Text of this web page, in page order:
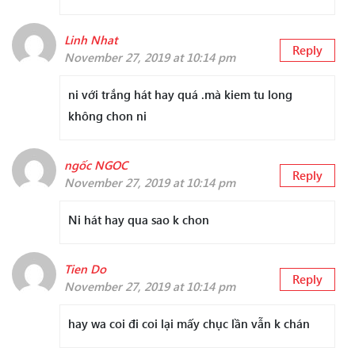
Linh Nhat
November 27, 2019 at 10:14 pm
Reply
ni với trắng hát hay quá .mà kiem tu long
không chon ni
ngốc NGOC
November 27, 2019 at 10:14 pm
Reply
Ni hát hay qua sao k chon
Tien Do
November 27, 2019 at 10:14 pm
Reply
hay wa coi đi coi lại mấy chục lần vẫn k chán